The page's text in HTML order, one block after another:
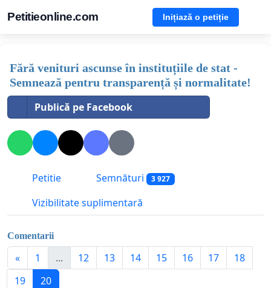
Petitieonline.com Inițiază o petiție
Fără venituri ascunse în instituțiile de stat -
Semnează pentru transparență și normalitate!
Publică pe Facebook
Petitie Semnături 3 927
Vizibilitate suplimentară
Comentarii
« 1 ... 12 13 14 15 16 17
18
19
20